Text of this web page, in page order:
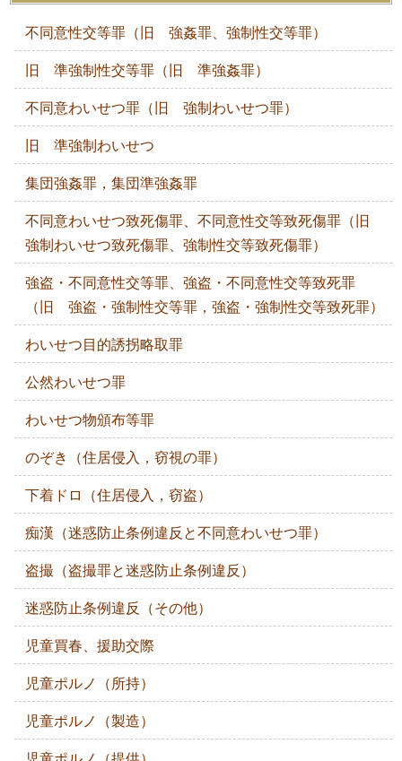
不同意性交等罪（旧 強姦罪、強制性交等罪）
旧 準強制性交等罪（旧 準強姦罪）
不同意わいせつ罪（旧 強制わいせつ罪）
旧 準強制わいせつ
集団強姦罪，集団準強姦罪
不同意わいせつ致死傷罪、不同意性交等致死傷罪（旧
強制わいせつ致死傷罪、強制性交等致死傷罪）
強盗・不同意性交等罪、強盗・不同意性交等致死罪
（旧 強盗・強制性交等罪，強盗・強制性交等致死罪）
わいせつ目的誘拐略取罪
公然わいせつ罪
わいせつ物頒布等罪
のぞき（住居侵入，窃視の罪）
下着ドロ（住居侵入，窃盗）
痴漢（迷惑防止条例違反と不同意わいせつ罪）
盗撮（盗撮罪と迷惑防止条例違反）
迷惑防止条例違反（その他）
児童買春、援助交際
児童ポルノ（所持）
児童ポルノ（製造）